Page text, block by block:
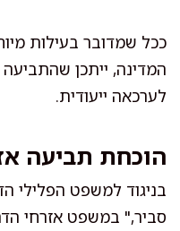
ככל שמדובר בעילות
המדינה, ייתכן
לערכאה ייעודית.
הוכחת תביעה
בניגוד למשפט הפלילי
סביר," במשפט אזרחי